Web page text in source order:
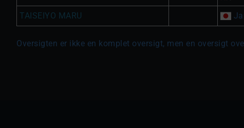
TAISEIYO MARU
Oversigten er ikke en komplet oversigt, men en oversigt